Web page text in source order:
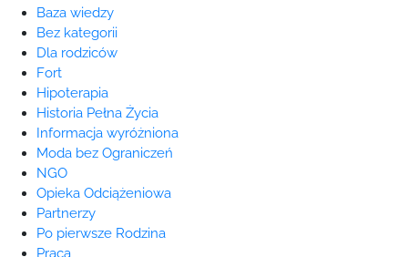
Baza wiedzy
Bez kategorii
Dla rodziców
Fort
Hipoterapia
Historia Pełna Życia
Informacja wyróżniona
Moda bez Ograniczeń
NGO
Opieka Odciążeniowa
Partnerzy
Po pierwsze Rodzina
Praca